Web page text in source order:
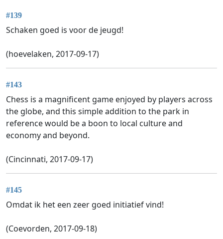
#139
Schaken goed is voor de jeugd!
(hoevelaken, 2017-09-17)
#143
Chess is a magnificent game enjoyed by players across
the globe, and this simple addition to the park in
reference would be a boon to local culture and
economy and beyond.
(Cincinnati, 2017-09-17)
#145
Omdat ik het een zeer goed initiatief vind!
(Coevorden, 2017-09-18)